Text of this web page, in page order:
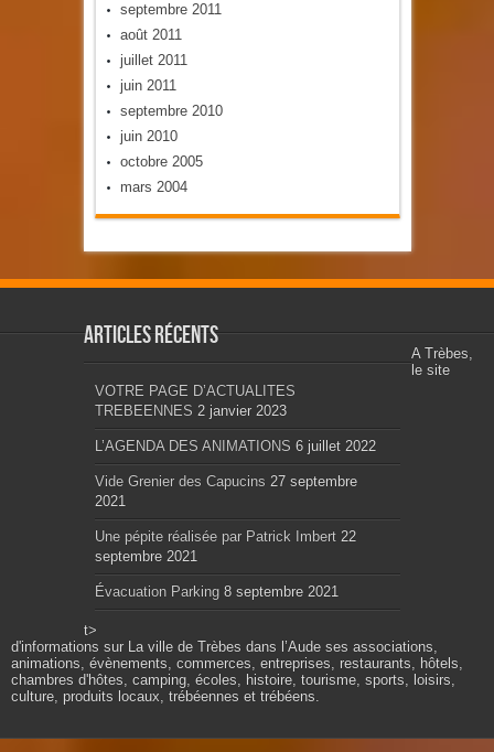
septembre 2011
août 2011
juillet 2011
juin 2011
septembre 2010
juin 2010
octobre 2005
mars 2004
Articles récents
VOTRE PAGE D’ACTUALITES
TREBEENNES 2 janvier 2023
L’AGENDA DES ANIMATIONS 6 juillet 2022
Vide Grenier des Capucins 27 septembre
2021
Une pépite réalisée par Patrick Imbert 22
septembre 2021
Évacuation Parking 8 septembre 2021
t>
A Trèbes,
le site
d'informations sur La ville de Trèbes dans l’Aude ses associations,
animations, évènements, commerces, entreprises, restaurants, hôtels,
chambres d'hôtes, camping, écoles, histoire, tourisme, sports, loisirs,
culture, produits locaux, trébéennes et trébéens.